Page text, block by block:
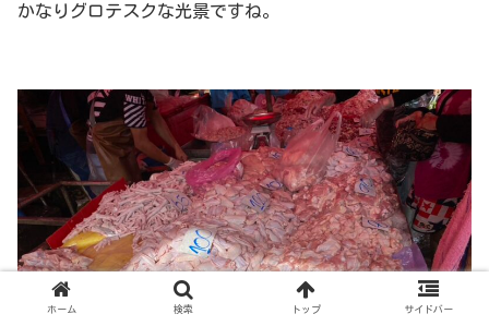
かなりグロテスクな光景ですね。
ホーム 検索 トップ サイドバー